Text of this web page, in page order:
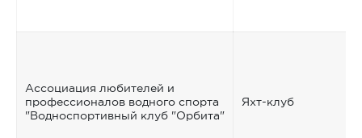
Ассоциация любителей и
профессионалов водного спорта
"Водноспортивный клуб "Орбита"
Яхт-клуб